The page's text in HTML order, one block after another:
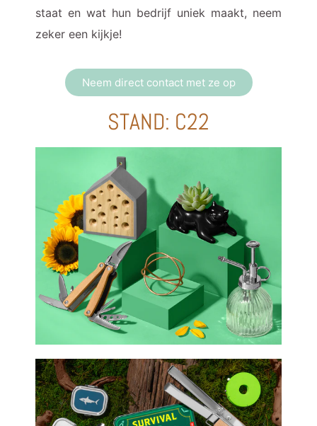
staat en wat hun bedrijf uniek maakt, neem
zeker een kijkje!
Neem direct contact met ze op
STAND: C22